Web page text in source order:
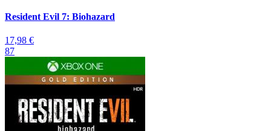
Resident Evil 7: Biohazard
17,98 €
87